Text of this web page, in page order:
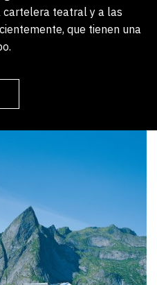
cartelera teatral y a las
que tienen una